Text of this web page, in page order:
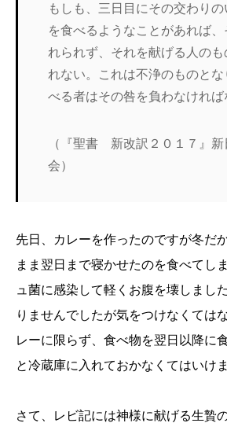
もしも、三日目にその交わり
を食べるようなことがあれば、
れられず、それを献げる人のも
れない。これは不浄のものと
べる者はその咎を負わなければ
（『聖書 新改訳２０１７』新
会）
先日、カレーを作ったのですが冬だ
まま翌日まで寝かせたのを食べてし
ュ菌に感染して軽くお腹を壊しまし
りませんでしたが気をつけなくては
レーに限らず、食べ物を翌日以降に
と冷蔵庫に入れておかなくてはいけま
さて、レビ記には神様に献げる生贄